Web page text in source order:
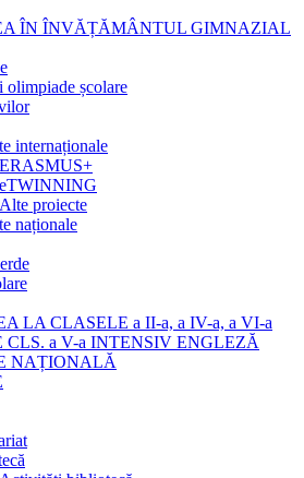
ÎN ÎNVĂȚĂMÂNTUL GIMNAZIAL
olimpiade școlare
internaționale
ERASMUS+
eTWINNING
Alte proiecte
naționale
LA CLASELE a II-a, a IV-a, a VI-a
CLS. a V-a INTENSIV ENGLEZĂ
NAȚIONALĂ